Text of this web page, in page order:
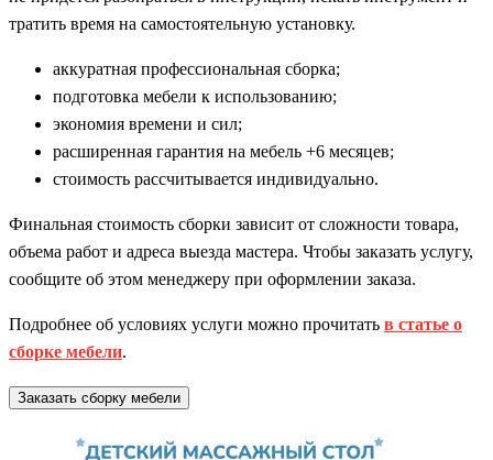
тратить время на самостоятельную установку.
аккуратная профессиональная сборка;
подготовка мебели к использованию;
экономия времени и сил;
расширенная гарантия на мебель +6 месяцев;
стоимость рассчитывается индивидуально.
Финальная стоимость сборки зависит от сложности товара,
объема работ и адреса выезда мастера. Чтобы заказать услугу,
сообщите об этом менеджеру при оформлении заказа.
Подробнее об условиях услуги можно прочитать в статье о
сборке мебели.
Заказать сборку мебели